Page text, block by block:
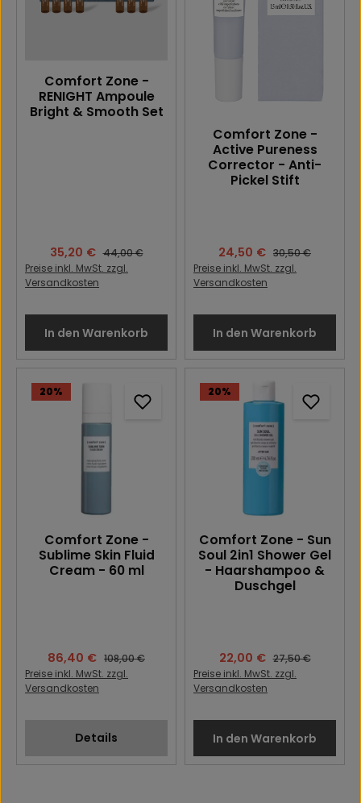
Comfort Zone -
RENIGHT Ampoule
Bright & Smooth Set
Verkaufspreis:
35,20 € Regulärer Preis:
44,00 €
Preise inkl. MwSt. zzgl.
Versandkosten
In den Warenkorb
Comfort Zone -
Active Pureness
Corrector - Anti-
Pickel Stift
Verkaufspreis:
24,50 € Regulärer Preis:
30,50 €
Preise inkl. MwSt. zzgl.
Versandkosten
In den Warenkorb
20%
Comfort Zone -
Sublime Skin Fluid
Cream - 60 ml
Verkaufspreis:
86,40 € Regulärer Preis:
108,00 €
Preise inkl. MwSt. zzgl.
Versandkosten
Details
20%
Comfort Zone - Sun
Soul 2in1 Shower Gel
- Haarshampoo &
Duschgel
Verkaufspreis:
22,00 € Regulärer Preis:
27,50 €
Preise inkl. MwSt. zzgl.
Versandkosten
In den Warenkorb